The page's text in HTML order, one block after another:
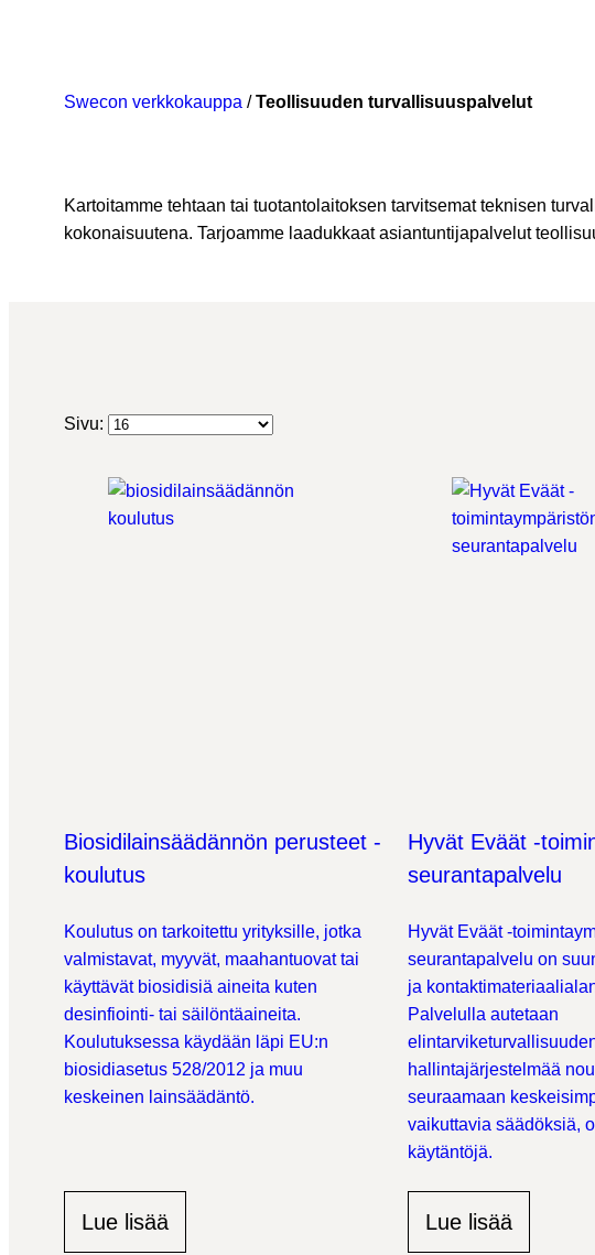
Swecon verkkokauppa /Teollisuuden turvallisuuspalvelut
Kartoitamme tehtaan tai tuotantolaitoksen tarvitsemat teknisen
kokonaisuutena. Tarjoamme laadukkaat asiantuntijapalvelut
Sivu:
Biosidilainsäädännön perusteet -
koulutus
Koulutus on tarkoitettu yrityksille, jotka
valmistavat, myyvät, maahantuovat tai
käyttävät biosidisiä aineita kuten
desinfiointi- tai säilöntäaineita.
Koulutuksessa käydään läpi EU:n
biosidiasetus 528/2012 ja muu
keskeinen lainsäädäntö.
Lue lisää
Hyvät Eväät -
seurantapalvelu
Hyvät Eväät -
seurantapalvelu on
ja
Palvelulla autetaan
hallintajärjestelmää
seuraamaan
vaikuttavia säädöksiä,
käytäntöjä.
Lue lisää